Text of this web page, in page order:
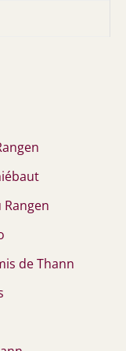
de Thann